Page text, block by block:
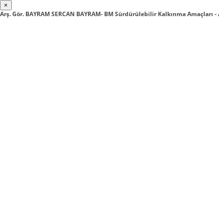
×
Arş. Gör. BAYRAM SERCAN BAYRAM- BM Sürdürülebilir Kalkınma Amaçları -